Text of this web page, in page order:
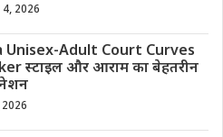
2026
Unisex-Adult Court Curves
स्टाइल और आराम का बेहतरीन
2026